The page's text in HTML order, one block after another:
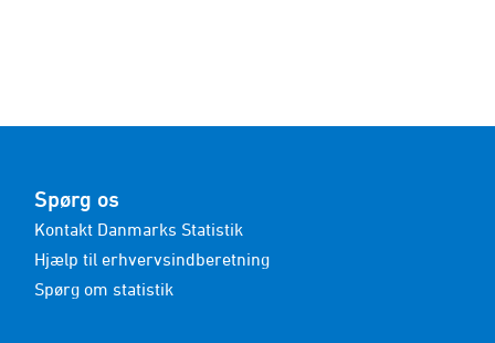
Spørg os
Kontakt Danmarks Statistik
Hjælp til erhvervsindberetning
Spørg om statistik